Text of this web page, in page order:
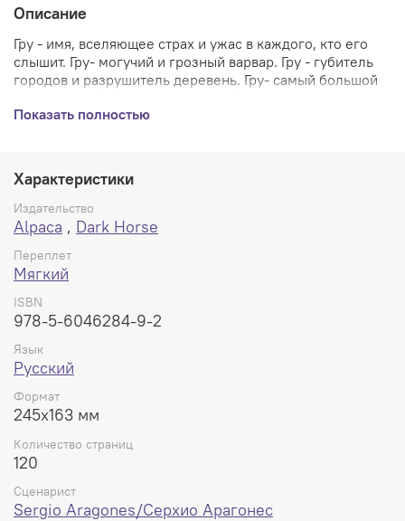
Описание
Гру - имя, вселяющее страх и ужас в каждого, кто его
слышит. Гру- могучий и грозный варвар. Гру - губитель
городов и разрушитель деревень. Гру- самый большой
его дурацкими выходками и нелепыми подвигами уже
глупости зажглась! Теперь Гру предстоит новое
приключение, в котором ему придется подружиться с
тем, о существовании чего он (и уж тем более мир)
ранее не догадывался: с собственным мозгом!
Всемирно известный комиксист Серхио Арагонес и
заслуженный грувед Марк Эваньер приглашают вас
посмотреть, куда самого глупого человека в мире
заведет первое знакомство с его мозгом!
Мягкий переплет, 120 стр., 245х163 мм.
Показать полностью
Характеристики
Издательство
Alpaca , Dark Horse
Переплет
Мягкий
ISBN
978-5-6046284-9-2
Язык
Русский
Формат
245x163 мм
Количество страниц
120
Сценарист
Sergio Aragones/Серхио Арагонес